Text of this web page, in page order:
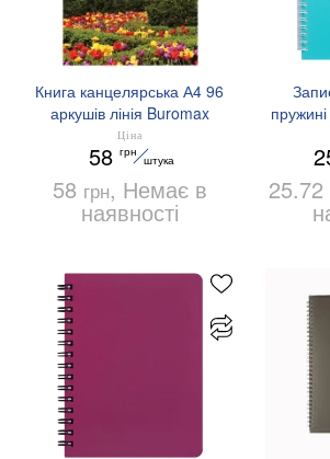
Книга канцелярська А4 96
аркушів лінія Buromax
BM.2409
Ціна
58 грн
штука
58 грн, Немає в
наявності
25.72